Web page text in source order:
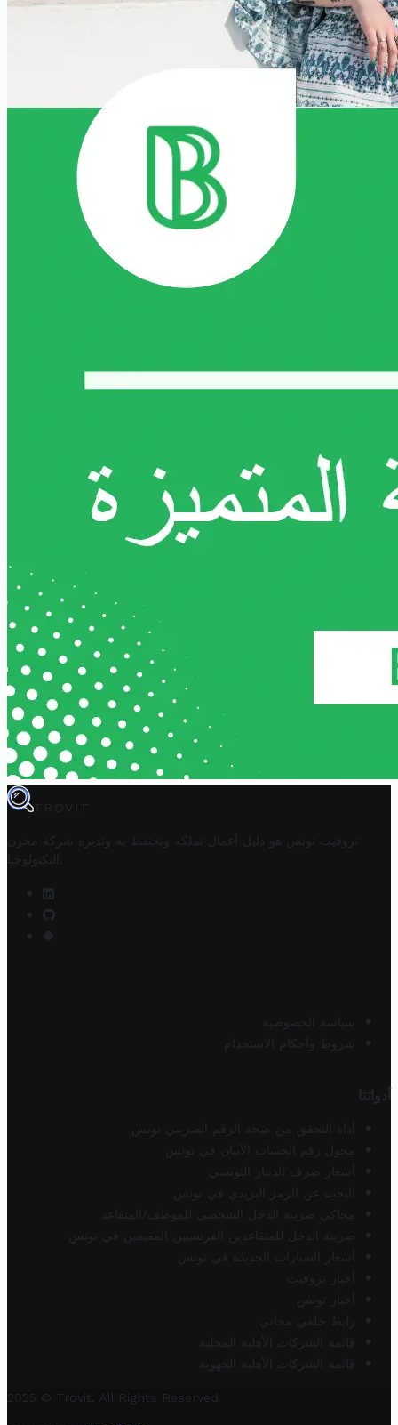
TROVIT
تروفيت تونس هو دليل أعمال تملكه وتحتفظ به وتديره
شركة مخزن
التكنولوجيا
سياسة الخصوصية
شروط وأحكام الاستخدام
أدواتنا
أداة التحقق من صحة الرقم الضريبي تونس
محول رقم الحساب الآيبان في تونس
أسعار صرف الدينار التونسي
البحث عن الرمز البريدي في تونس
محاكي ضريبة الدخل الشخصي للموظف/المتقاعد
ضريبة الدخل للمتقاعدين الفرنسيين المقيمين في تونس
أسعار السيارات الجديدة في تونس
أخبار تروفيت
أخبار تونس
رابط خلفي مجاني
قائمة الشركات الأهلية المحلية
قائمة الشركات الأهلية الجهوية
2025 © Trovit. All Rights Reserved.